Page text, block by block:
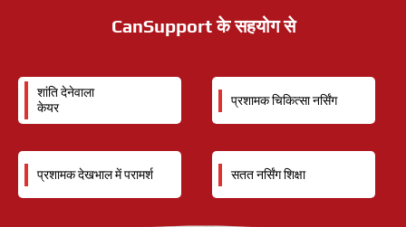
CanSupport के सहयोग से
शांति देनेवाला
केयर
प्रशामक चिकित्सा नर्सिंग
प्रशामक देखभाल में परामर्श सतत नर्सिंग शिक्षा